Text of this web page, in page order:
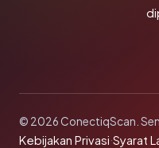
© 2026 ConectiqScan.
Kebijakan Privasi·Syarat